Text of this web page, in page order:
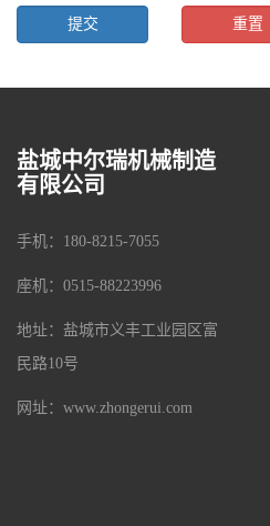
盐城中尔瑞机械制造
有限公司
手机：180-8215-7055
座机：0515-88223996
地址：盐城市义丰工业园区富
民路10号
网址：www.zhongerui.com